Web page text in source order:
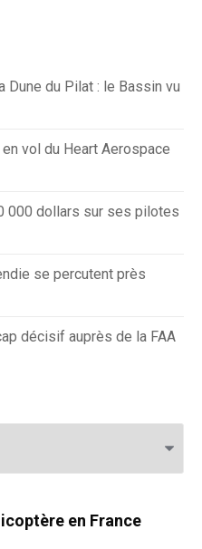
Dune du Pilat : le Bassin vu
vol du Heart Aerospace
000 dollars sur ses pilotes
se percutent près
décisif auprès de la FAA
en France